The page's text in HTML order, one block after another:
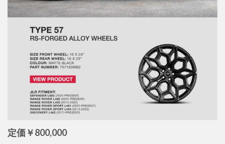
定価￥800,000